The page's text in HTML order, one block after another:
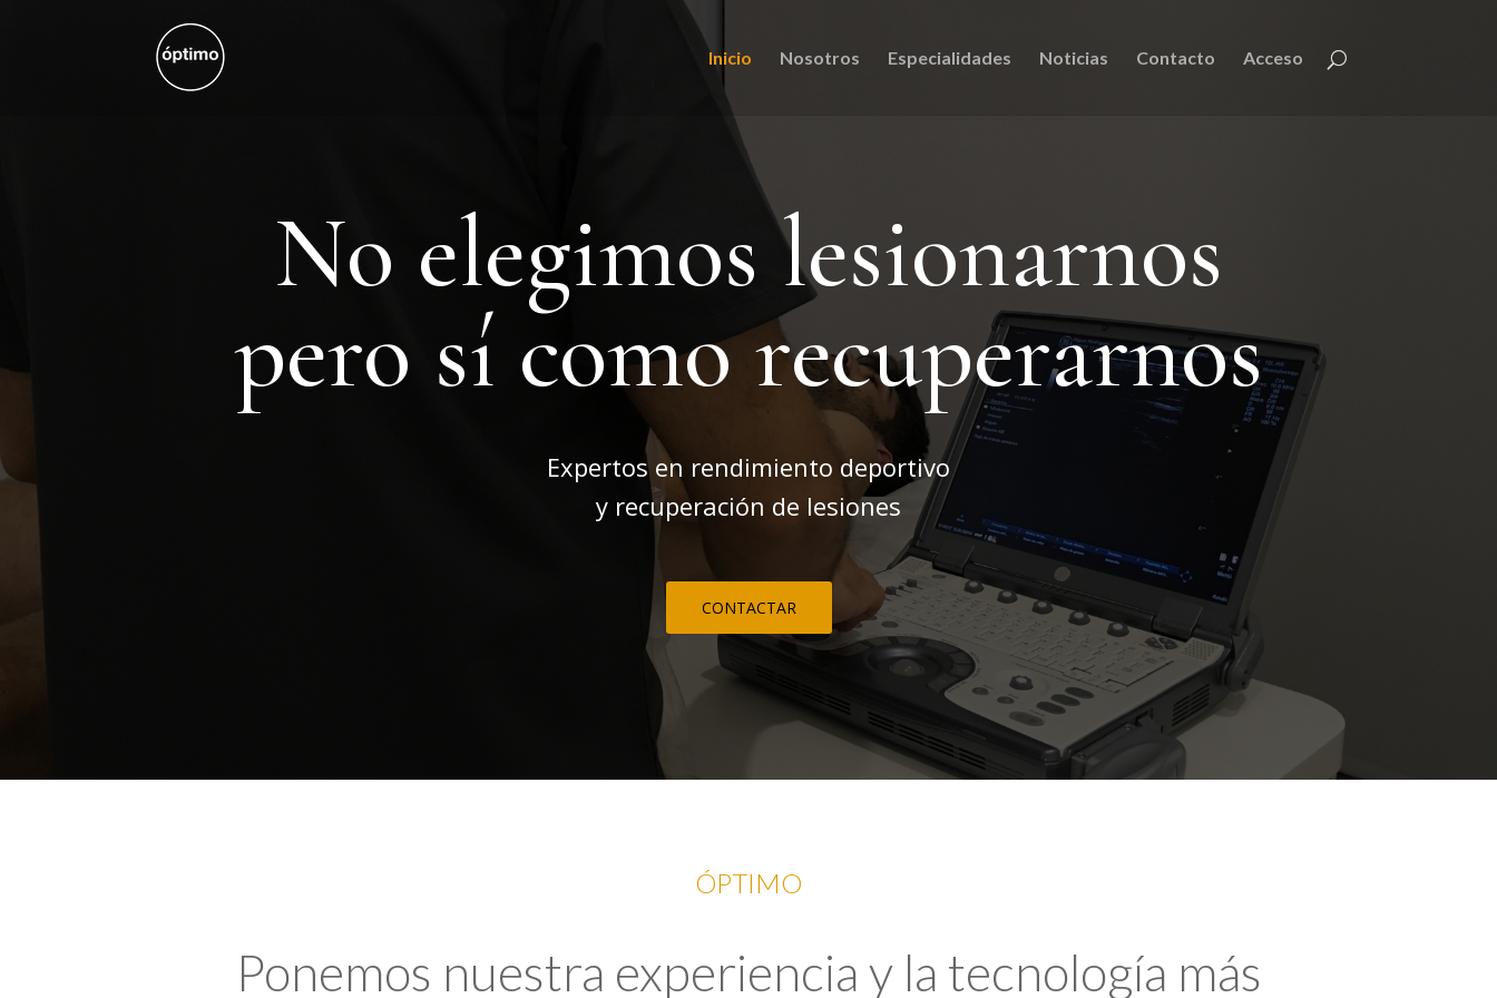
Inicio Nosotros Especialidades Noticias Contacto Acceso
No elegimos lesionarnos
pero sí como recuperarnos
Expertos en rendimiento deportivo
y recuperación de lesiones
CONTACTAR
ÓPTIMO
Ponemos nuestra experiencia y la tecnología más